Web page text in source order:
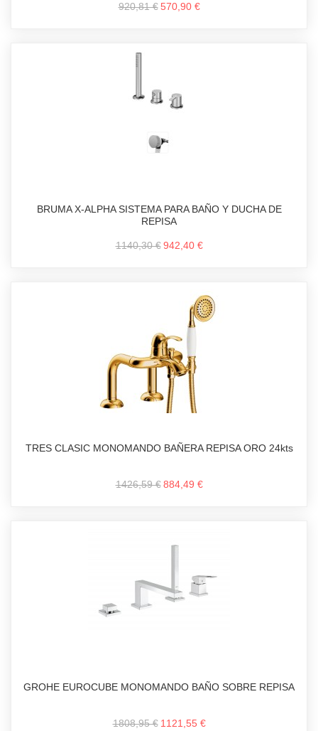
920,81 € 570,90 €
BRUMA X-ALPHA SISTEMA PARA BAÑO Y DUCHA DE
REPISA
1140,30 € 942,40 €
TRES CLASIC MONOMANDO BAÑERA REPISA ORO 24kts
1426,59 € 884,49 €
GROHE EUROCUBE MONOMANDO BAÑO SOBRE REPISA
1808,95 € 1121,55 €